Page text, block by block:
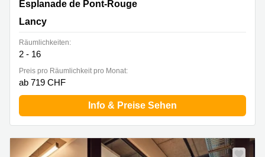
Esplanade de Pont-Rouge 4,5. Stock, Lancy
Esplanade de Pont-Rouge
Lancy
Räumlichkeiten:
2 - 16
Preis pro Räumlichkeit pro Monat:
ab 719 CHF
Info & Preise Sehen